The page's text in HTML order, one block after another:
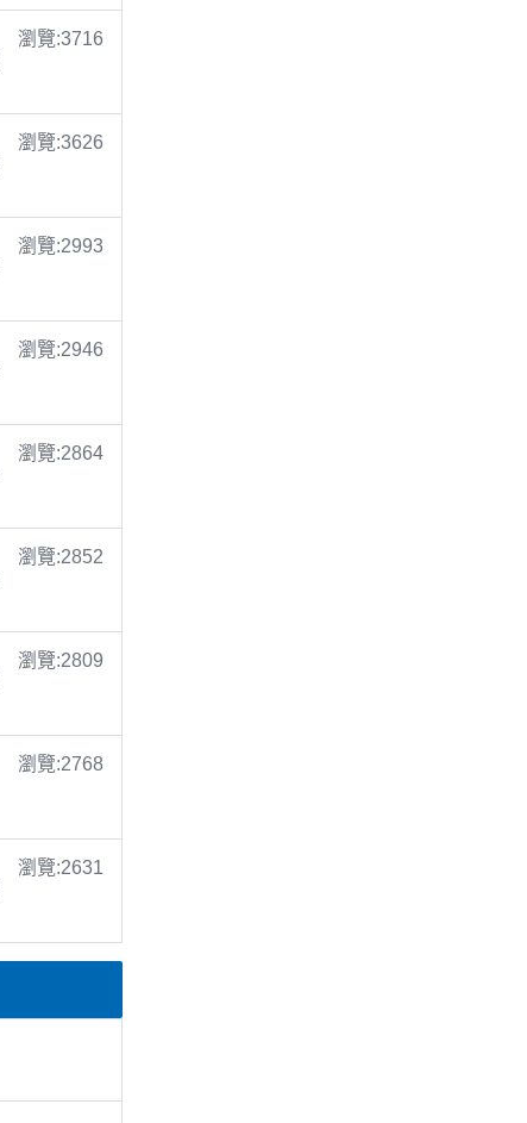
瀏覽:3716
瀏覽:3626
瀏覽:2993
瀏覽:2946
瀏覽:2864
瀏覽:2852
瀏覽:2809
瀏覽:2768
瀏覽:2631